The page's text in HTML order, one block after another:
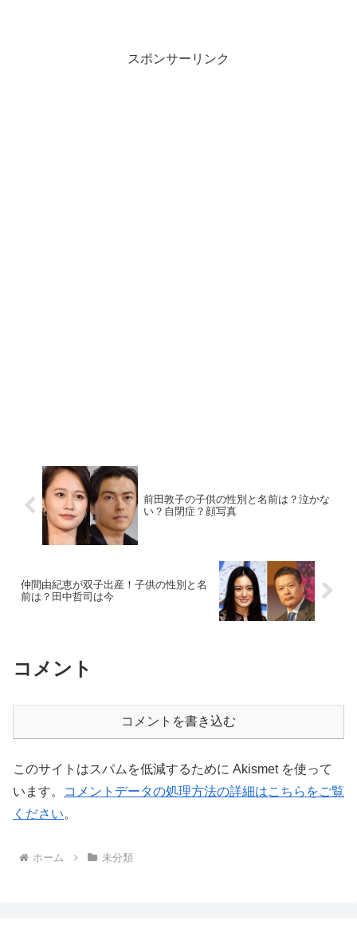
スポンサーリンク
前田敦子の子供の性別と名前は？泣かな
い？自閉症？顔写真
仲間由紀恵が双子出産！子供の性別と名
前は？田中哲司は今
コメント
コメントを書き込む
このサイトはスパムを低減するために Akismet を使って
います。
コメントデータの処理方法の詳細はこちらをご覧
ください。
ホーム 未分類